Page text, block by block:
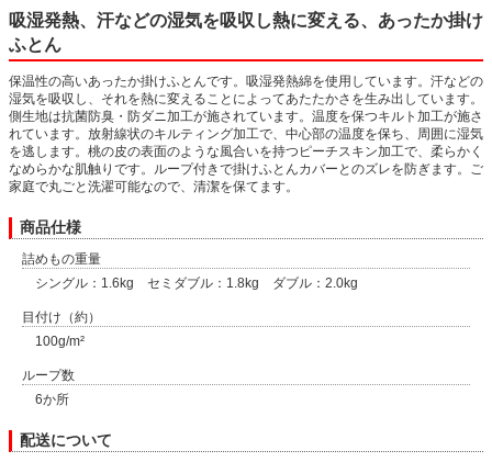
吸湿発熱、汗などの湿気を吸収し熱に変える、あったか掛け
ふとん
保温性の高いあったか掛けふとんです。吸湿発熱綿を使用しています。汗などの
湿気を吸収し、それを熱に変えることによってあたたかさを生み出しています。
側生地は抗菌防臭・防ダニ加工が施されています。温度を保つキルト加工が施さ
れています。放射線状のキルティング加工で、中心部の温度を保ち、周囲に湿気
を逃します。桃の皮の表面のような風合いを持つピーチスキン加工で、柔らかく
なめらかな肌触りです。ループ付きで掛けふとんカバーとのズレを防ぎます。ご
家庭で丸ごと洗濯可能なので、清潔を保てます。
商品仕様
詰めもの重量
シングル：1.6kg セミダブル：1.8kg ダブル：2.0kg
目付け（約）
100g/m²
ループ数
6か所
配送について